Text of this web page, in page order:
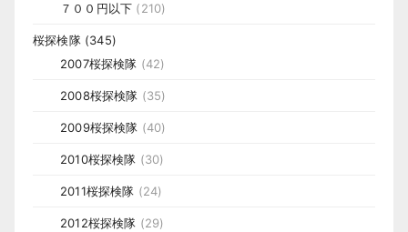
７００円以下 (210)
桜探検隊(345)
2007桜探検隊 (42)
2008桜探検隊 (35)
2009桜探検隊 (40)
2010桜探検隊 (30)
2011桜探検隊 (24)
2012桜探検隊 (29)